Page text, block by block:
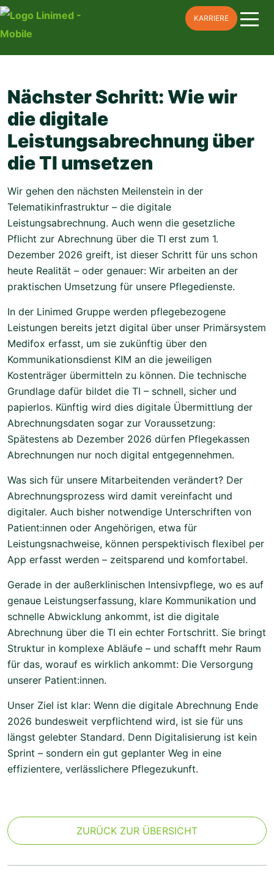
Skip
to
KARRIERE
Nächster Schritt: Wie wir
die digitale
Leistungsabrechnung über
die TI umsetzen
Wir gehen den nächsten Meilenstein in der
Telematikinfrastruktur – die digitale
Leistungsabrechnung. Auch wenn die gesetzliche
Pflicht zur Abrechnung über die TI erst zum 1.
Dezember 2026 greift, ist dieser Schritt für uns schon
heute Realität – oder genauer: Wir arbeiten an der
praktischen Umsetzung für unsere Pflegedienste.
In der Linimed Gruppe werden pflegebezogene
Leistungen bereits jetzt digital über unser Primärsystem
Medifox erfasst, um sie zukünftig über den
Kommunikationsdienst KIM an die jeweiligen
Kostenträger übermitteln zu können. Die technische
Grundlage dafür bildet die TI – schnell, sicher und
papierlos. Künftig wird dies digitale Übermittlung der
Abrechnungsdaten sogar zur Voraussetzung:
Spätestens ab Dezember 2026 dürfen Pflegekassen
Abrechnungen nur noch digital entgegennehmen.
Was sich für unsere Mitarbeitenden verändert? Der
Abrechnungsprozess wird damit vereinfacht und
digitaler. Auch bisher notwendige Unterschriften von
Patient:innen oder Angehörigen, etwa für
Leistungsnachweise, können perspektivisch flexibel per
App erfasst werden – zeitsparend und komfortabel.
Gerade in der außerklinischen Intensivpflege, wo es auf
genaue Leistungserfassung, klare Kommunikation und
schnelle Abwicklung ankommt, ist die digitale
Abrechnung über die TI ein echter Fortschritt. Sie bringt
Struktur in komplexe Abläufe – und schafft mehr Raum
für das, worauf es wirklich ankommt: Die Versorgung
unserer Patient:innen.
Unser Ziel ist klar: Wenn die digitale Abrechnung Ende
2026 bundesweit verpflichtend wird, ist sie für uns
längst gelebter Standard. Denn Digitalisierung ist kein
Sprint – sondern ein gut geplanter Weg in eine
effizientere, verlässlichere Pflegezukunft.
ZURÜCK ZUR ÜBERSICHT